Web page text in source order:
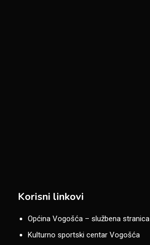
Korisni linkovi
Općina Vogošća – službena stranica
Kulturno sportski centar Vogošća